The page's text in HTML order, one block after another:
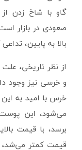
گاو با شاخ زدن از
صعودی در بازار
بالا به پایین،
از نظر تاریخی،
و خرسی نیز وجود
خرس با امید به
می‌شود، این
برسد، با قیمت
قیمت کمتر می‌شد،